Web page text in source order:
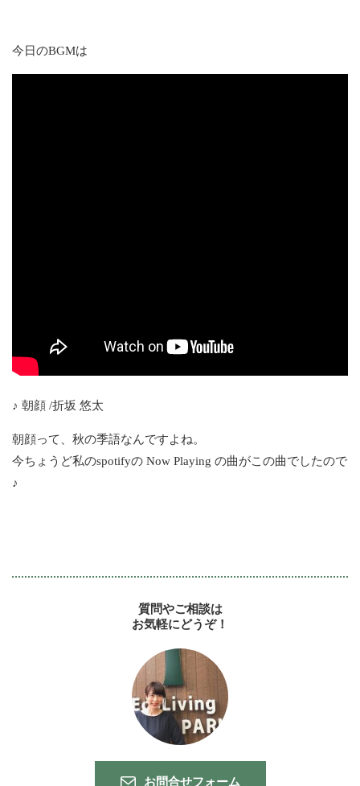
今日のBGMは
♪ 朝顔 /折坂 悠太
朝顔って、秋の季語なんですよね。
今ちょうど私のspotifyの Now Playing の曲がこの曲でしたので
♪
質問やご相談は
お気軽にどうぞ！
お問合せフォーム